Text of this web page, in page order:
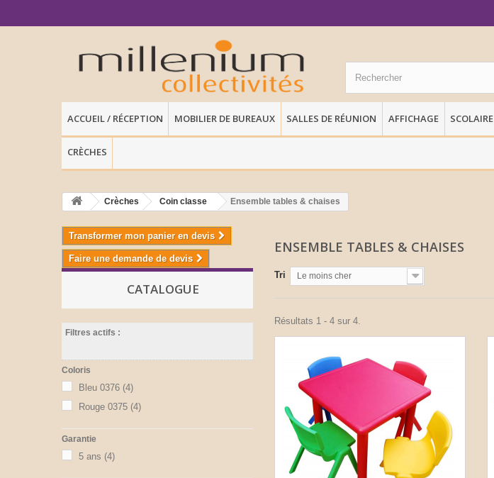
ACCUEIL / RÉCEPTION MOBILIER DE BUREAUX SALLES DE RÉUNION AFFICHAGE SCOLAIRE
CRÈCHES
Crèches Coin classe Ensemble tables & chaises
Transformer mon panier en devis
Faire une demande de devis
CATALOGUE
Filtres actifs :
Coloris
Bleu 0376 (4)
Rouge 0375 (4)
Garantie
5 ans (4)
ENSEMBLE TABLES & CHAISES
Tri Le moins cher
Résultats 1 - 4 sur 4.